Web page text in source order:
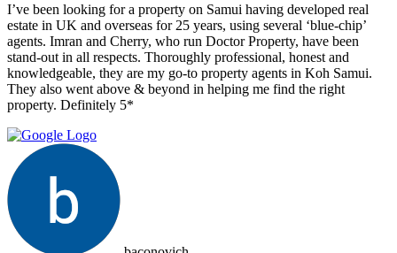
I’ve been looking for a property on Samui having developed real
estate in UK and overseas for 25 years, using several ‘blue-chip’
agents. Imran and Cherry, who run Doctor Property, have been
stand-out in all respects. Thoroughly professional, honest and
knowledgeable, they are my go-to property agents in Koh Samui.
They also went above & beyond in helping me find the right
property. Definitely 5*